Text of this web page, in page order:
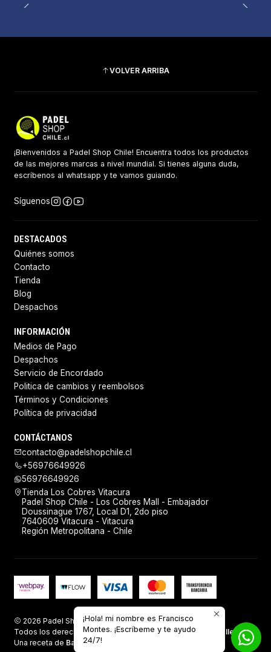
VOLVER ARRIBA
¡Bienvenidos a Padel Shop Chile! Encuentra todos los productos
de las mejores marcas a nivel mundial. Si tienes alguna duda,
escríbenos al whatsapp y te vamos guiando.
Síguenos
DESTACADOS
Quiénes somos
Contacto
Tienda
Blog
Despachos
INFORMACIÓN
Medios de Pago
Despachos
Servicio de Encordado
Politica de cambios y reembolsos
Términos y Condiciones
Política de privacidad
CONTÁCTANOS
contacto@padelshopchile.cl
+56976649926
56976649926
Tienda Los Cobres Vitacura
Padel Shop Chile - Los Cobres Mall - Embajador
Doussinague 1767, Local D1, 2do piso
7640609 Vitacura - Vitacura
Región Metropolitana - Chile
2026 Padel Shop Chile.
Todos los derechos reservados.Desarrollado por Jumpseller
Una receta de Baking Sales.
¡Hola! mi nombre es Francisco
Montes. ¡Escríbeme y te ayudo
24/7!